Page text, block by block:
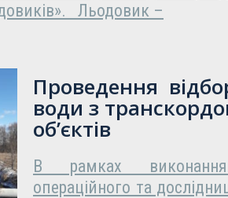
Льодовик –
Проведення
води з
об’єктів
В рамках виконання
операційного та